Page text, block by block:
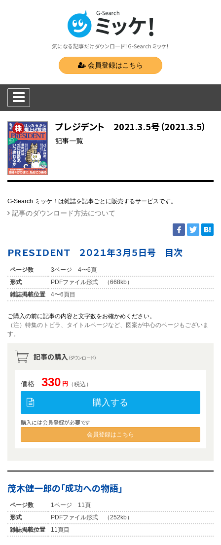
気になる記事だけダウンロード！G-Search ミッケ！
会員登録はこちら
プレジデント 2021.3.5号（2021.3.5）
記事一覧
G-Search ミッケ！は雑誌を記事ごとに販売するサービスです。
記事のダウンロード方法について
ＰＲＥＳＩＤＥＮＴ ２０２１年３月５日号 目次
ページ数
3ページ 4〜6頁
形式
PDFファイル形式 （668kb）
雑誌掲載位置
4〜6頁目
ご購入の前に記事の内容と文字数をお確かめください。
（注）特集のトビラ、タイトルページなど、図案が中心のページもございま
す。
記事の購入 （ダウンロード）
価格 330 円 （税込）
購入する
購入には会員登録が必要です
会員登録はこちら
茂木健一郎の「成功への物語」
ページ数
1ページ 11頁
形式
PDFファイル形式 （252kb）
雑誌掲載位置
11頁目